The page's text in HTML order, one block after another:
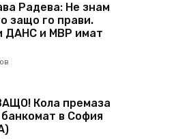
Радева: Не знам
защо го прави.
ДАНС и МВР имат
Кола премаза
в София